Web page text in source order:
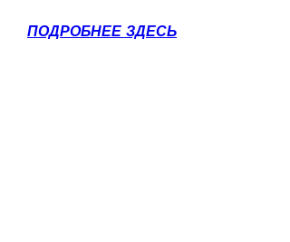
ПОДРОБНЕЕ ЗДЕСЬ